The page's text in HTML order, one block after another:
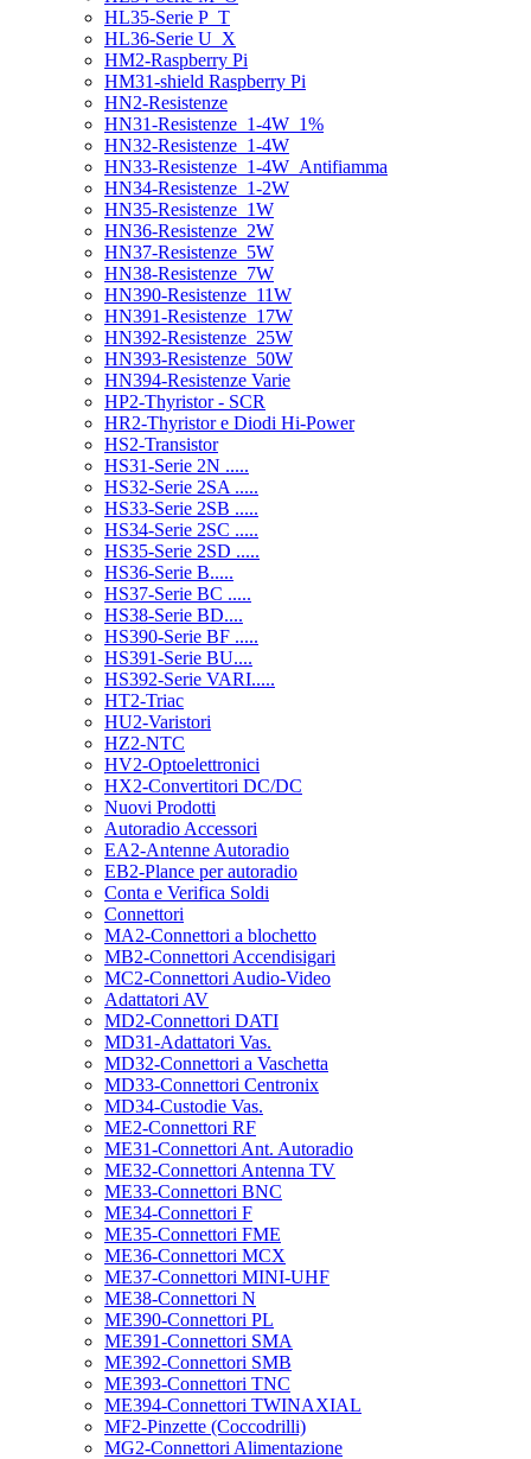
HL35-Serie P_T
HL36-Serie U_X
HM2-Raspberry Pi
HM31-shield Raspberry Pi
HN2-Resistenze
HN31-Resistenze_1-4W_1%
HN32-Resistenze_1-4W
HN33-Resistenze_1-4W_Antifiamma
HN34-Resistenze_1-2W
HN35-Resistenze_1W
HN36-Resistenze_2W
HN37-Resistenze_5W
HN38-Resistenze_7W
HN390-Resistenze_11W
HN391-Resistenze_17W
HN392-Resistenze_25W
HN393-Resistenze_50W
HN394-Resistenze Varie
HP2-Thyristor - SCR
HR2-Thyristor e Diodi Hi-Power
HS2-Transistor
HS31-Serie 2N .....
HS32-Serie 2SA .....
HS33-Serie 2SB .....
HS34-Serie 2SC .....
HS35-Serie 2SD .....
HS36-Serie B.....
HS37-Serie BC .....
HS38-Serie BD....
HS390-Serie BF .....
HS391-Serie BU....
HS392-Serie VARI.....
HT2-Triac
HU2-Varistori
HZ2-NTC
HV2-Optoelettronici
HX2-Convertitori DC/DC
Nuovi Prodotti
Autoradio Accessori
EA2-Antenne Autoradio
EB2-Plance per autoradio
Conta e Verifica Soldi
Connettori
MA2-Connettori a blochetto
MB2-Connettori Accendisigari
MC2-Connettori Audio-Video
Adattatori AV
MD2-Connettori DATI
MD31-Adattatori Vas.
MD32-Connettori a Vaschetta
MD33-Connettori Centronix
MD34-Custodie Vas.
ME2-Connettori RF
ME31-Connettori Ant. Autoradio
ME32-Connettori Antenna TV
ME33-Connettori BNC
ME34-Connettori F
ME35-Connettori FME
ME36-Connettori MCX
ME37-Connettori MINI-UHF
ME38-Connettori N
ME390-Connettori PL
ME391-Connettori SMA
ME392-Connettori SMB
ME393-Connettori TNC
ME394-Connettori TWINAXIAL
MF2-Pinzette (Coccodrilli)
MG2-Connettori Alimentazione